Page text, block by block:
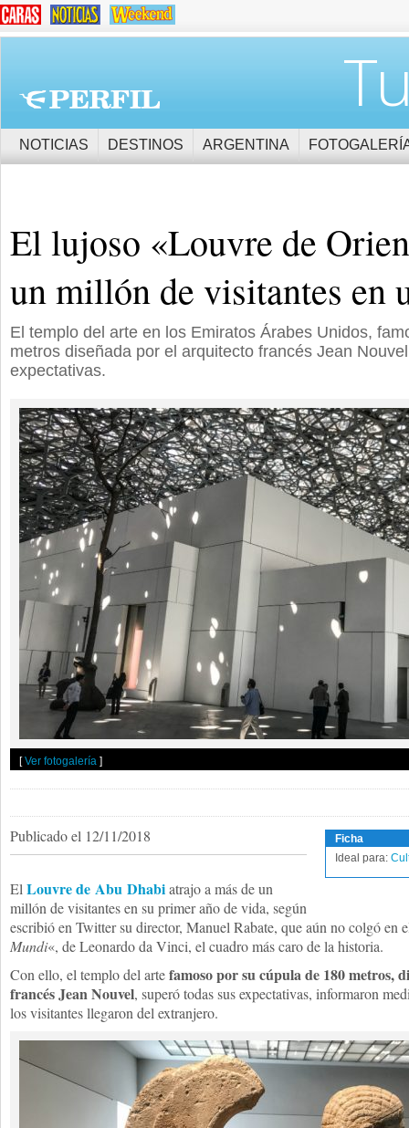
NOTICIAS DESTINOS ARGENTINA
El lujoso «Louvre de
un millón de visitantes en
El templo del arte en los Emiratos Árabes Unidos,
metros diseñada por el arquitecto francés Jean
expectativas.
[Ver fotogalería ]
Ficha
Ideal para:
Publicado el 12/11/2018
El Louvre de Abu Dhabiatrajo a más de un
millón de visitantes en su primer año de vida, según
escribió en Twitter su director, Manuel Rabate, que aún no colgó en
Mundi«, de Leonardo da Vinci, el cuadro más caro de la historia.
Con ello, el templo del artefamoso por su cúpula de 180 metros,
francés Jean Nouvel, superó todas sus expectativas, informaron
los visitantes llegaron del extranjero.